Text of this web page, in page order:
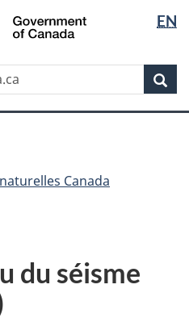
Passer
au
principal
Passer
à
sujet
du
gouvernement »
Passer
à
version
HTML
simplifiée
la
langue
EN
Canada
du séisme